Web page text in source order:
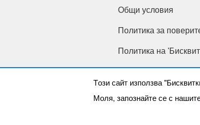
Tози сайт използва
Моля, запознайте се с
Общи условия
Политика за
Политика на